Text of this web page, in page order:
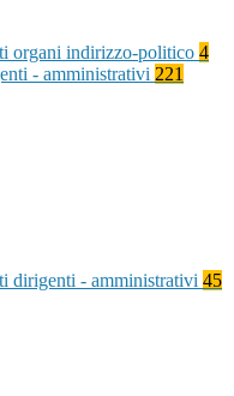
organi indirizzo-politico 4
- amministrativi 221
dirigenti - amministrativi 45